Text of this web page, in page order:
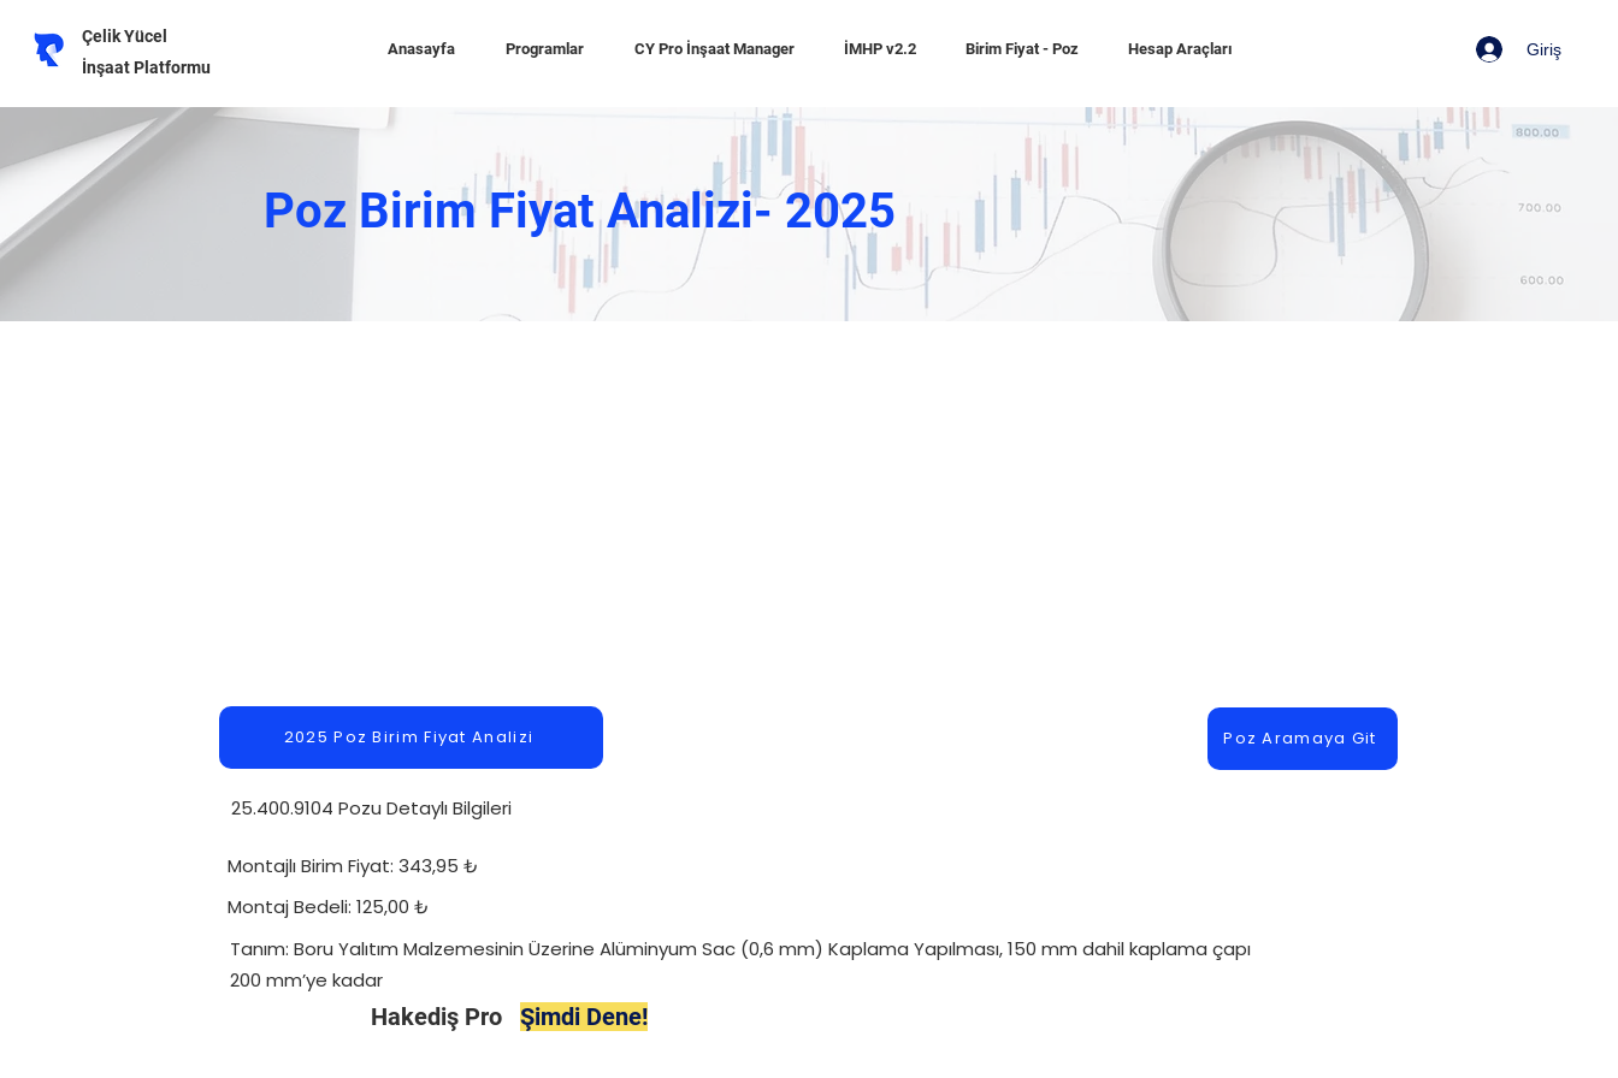
Çelik Yücel
İnşaat Platformu
Anasayfa Programlar CY Pro İnşaat Manager İMHP v2.2 Birim Fiyat - Poz Hesap Araçları Giriş
Poz Birim Fiyat Analizi- 2025
2025 Poz Birim Fiyat Analizi Poz Aramaya Git
25.400.9104 Pozu Detaylı Bilgileri
Montajlı Birim Fiyat: 343,95 ₺
Montaj Bedeli: 125,00 ₺
Tanım: Boru Yalıtım Malzemesinin Üzerine Alüminyum Sac (0,6 mm) Kaplama Yapılması, 150 mm dahil kaplama çapı
200 mm’ye kadar
Hakediş Pro Şimdi Dene!